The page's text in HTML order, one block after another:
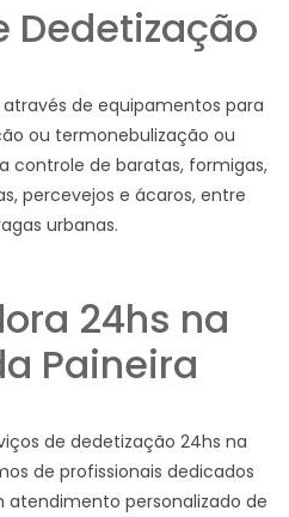
Dedetização
de equipamentos para
ou termonebulização ou
controle de baratas, formigas,
percevejos e ácaros, entre
urbanas.
24hs na
Paineira
de dedetização 24hs na
de profissionais dedicados
atendimento personalizado de